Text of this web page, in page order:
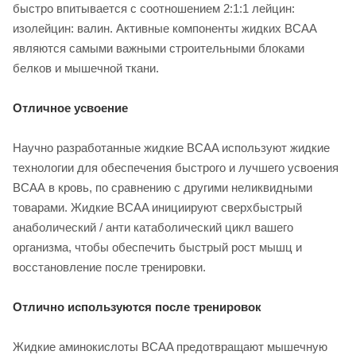
быстро впитывается с соотношением 2:1:1 лейцин:
изолейцин: валин. Активные компоненты жидких BCAA
являются самыми важными строительными блоками
белков и мышечной ткани.
Отличное усвоение
Научно разработанные жидкие BCAA используют жидкие
технологии для обеспечения быстрого и лучшего усвоения
ВСАА в кровь, по сравнению с другими неликвидными
товарами. Жидкие BCAA инициируют сверхбыстрый
анаболический / анти катаболический цикл вашего
организма, чтобы обеспечить быстрый рост мышц и
восстановление после тренировки.
Отлично используются после тренировок
Жидкие аминокислоты BCAA предотвращают мышечную